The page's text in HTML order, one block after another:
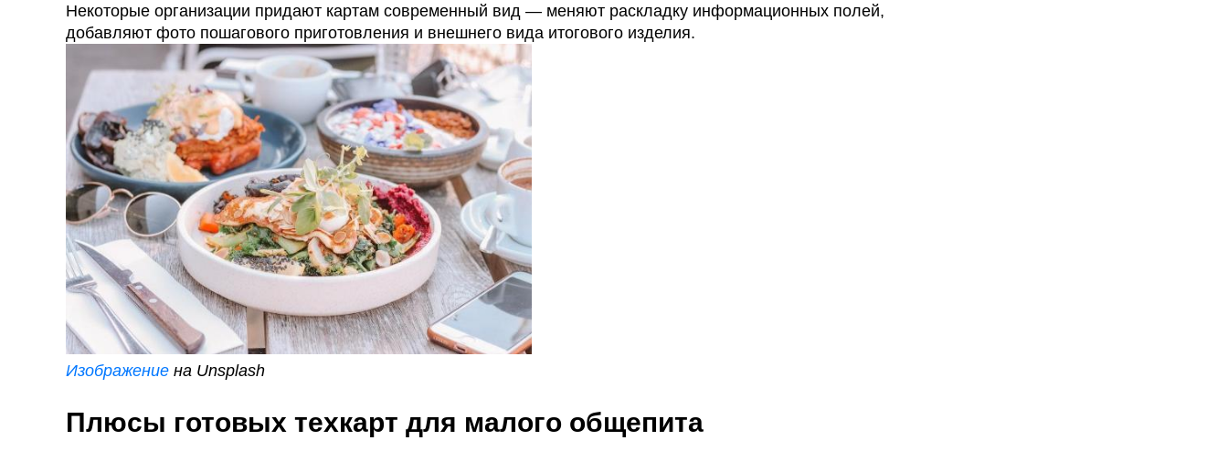
Некоторые организации придают картам современный вид — меняют раскладку информационных полей,
добавляют фото пошагового приготовления и внешнего вида итогового изделия.
Изображение на Unsplash
Плюсы готовых техкарт для малого общепита